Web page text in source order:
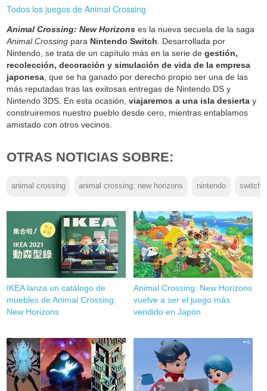
Todos los juegos de Animal Crossing
Animal Crossing: New Horizons es la nueva secuela de la saga
Animal Crossing para Nintendo Switch. Desarrollada por
Nintendo, se trata de un capítulo más en la serie degestión,
recolección, decoración y simulación de vida de la empresa
japonesa, que se ha ganado por derecho propio ser una de las
más reputadas tras las exitosas entregas de Nintendo DS y
Nintendo 3DS. En esta ocasión,viajaremos a una isla desierta y
construiremos nuestro pueblo desde cero, mientras entablamos
amistado con otros vecinos.
OTRAS NOTICIAS SOBRE:
animal crossing animal crossing: new horizons nintendo switch
IKEA lanza un catálogo de
muebles de Animal Crossing:
New Horizons
Animal Crossing: New Horizons
vuelve a ser el juego más
vendido en Japón